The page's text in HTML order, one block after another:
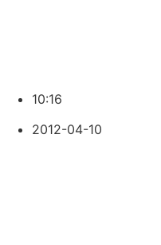
10:16
2012-04-10